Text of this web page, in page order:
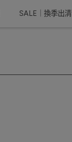
SALE｜換季出清